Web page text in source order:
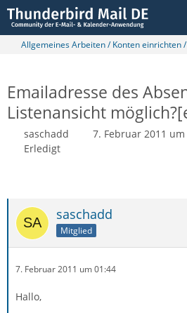
Allgemeines Arbeiten / Konten einrichten
Emailadresse des
Listenansicht
saschadd 7. Februar 2011 um
Erledigt
saschadd
Mitglied
7. Februar 2011 um 01:44
Hallo,